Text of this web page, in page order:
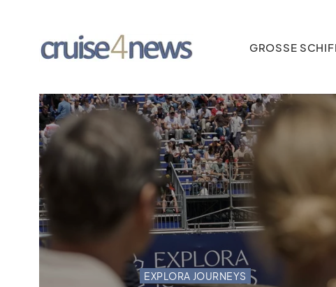
GROSSE
EXPLORA JOURNEYS